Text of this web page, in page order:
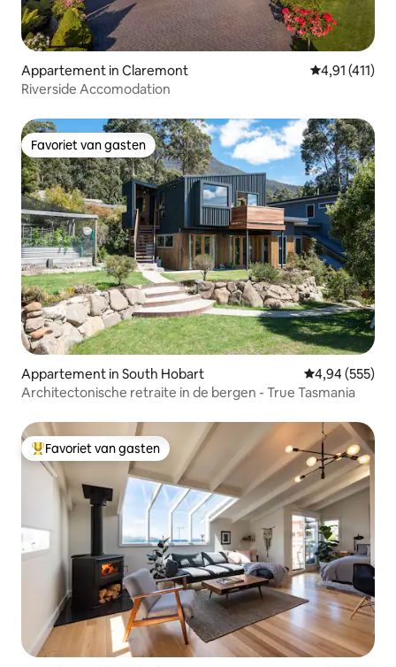
Appartement in Claremont Gemiddelde
4,91 (411)
Riverside Accomodation
Favoriet van gasten
Favoriet van gasten
Appartement in South Hobart Gemiddelde
4,94 (555)
Architectonische retraite in de bergen - True Tasmania
Topfavoriet van gasten
Favoriet van gasten